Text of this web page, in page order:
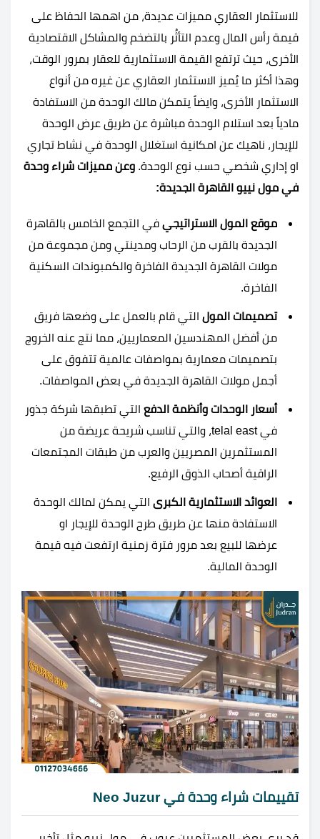
للاستثمار العقاري مميزات عديدة، من اهمها الحفاظ على
قيمة رأس المال وعدم التأثُر بالتضخم والمشاكل الاقتصادية
الأخرى، حيث ترتفع القيمة الاستثمارية للعقار بمرور الوقت،
وهذا أكثر ما يُميز الاستثمار العقاري عن غيره من أنواع
الاستثمار الأخرى، وايضاً يتمكن مالك الوحدة من الاستفادة
مادياً بعد استلام الوحدة مباشرة عن طريق عرض الوحدة
للإيجار، ناهيك عن امكانية استغلال الوحدة في نشاط تجاري
او إداري شخصي حسب نوع الوحدة. وعن مميزات شراء وحدة
في مول نييو القاهرة الجديدة:
موقع المول الاستراتيجي في التجمع الخامس بالقاهرة
الجديدة بالقرب من الرحاب ومدينتي ومن مجموعة من
مولات القاهرة الجديدة الفاخرة والكمبوندات السكنية
الفاخرة.
تصميمات المول التي قام بالعمل على وضعها فريق
من أفضل المهندسين المعماريين، مما نتج عنه الخروج
بتصميمات معمارية بمواصفات عالمية تتفوق على
أجمل مولات القاهرة الجديدة في بعض المواصفات.
أسعار الوحدات وأنظمة الدفع التي تطبقها شركة جذور
في telal east، والتي تناسب شريحة عريضة من
المستثمرين المصريين والعرب من طبقات المجتمعات
الراقية أصحاب الذوق الرفيع.
العوائد الاستثمارية الكبرى التي يمكن لمالك الوحدة
الاستفادة منها عن طريق طرح الوحدة للإيجار او
عرضها للبيع بعد مرور فترة زمنية ارتفعت فيه قيمة
الوحدة المالية.
تقييمات شراء وحدة في Neo Juzur